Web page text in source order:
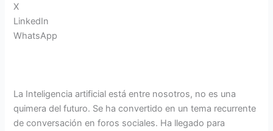
X
LinkedIn
WhatsApp
La Inteligencia artificial está entre nosotros, no es una
quimera del futuro. Se ha convertido en un tema recurrente
de conversación en foros sociales. Ha llegado para